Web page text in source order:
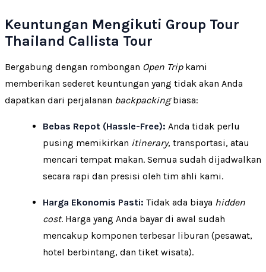
Keuntungan Mengikuti Group Tour
Thailand Callista Tour
Bergabung dengan rombongan Open Tripkami
memberikan sederet keuntungan yang tidak akan Anda
dapatkan dari perjalanan backpackingbiasa:
Bebas Repot (Hassle-Free): Anda tidak perlu
pusing memikirkan itinerary, transportasi, atau
mencari tempat makan. Semua sudah dijadwalkan
secara rapi dan presisi oleh tim ahli kami.
Harga Ekonomis Pasti: Tidak ada biaya hidden
cost. Harga yang Anda bayar di awal sudah
mencakup komponen terbesar liburan (pesawat,
hotel berbintang, dan tiket wisata).